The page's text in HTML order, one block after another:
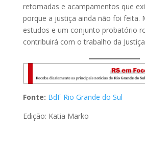
retomadas e acampamentos que
porque a justiça ainda não foi feita.
estudos e um conjunto probatório
contribuirá com o trabalho da
Fonte: BdF Rio Grande do Sul
Edição: Katia Marko